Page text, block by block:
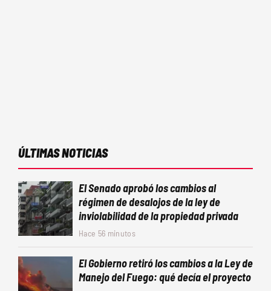
ÚLTIMAS NOTICIAS
El Senado aprobó los cambios al
régimen de desalojos de la ley de
inviolabilidad de la propiedad privada
Hace 56 minutos
El Gobierno retiró los cambios a la Ley de
Manejo del Fuego: qué decía el proyecto